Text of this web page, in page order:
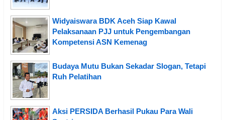
Widyaiswara BDK Aceh Siap Kawal
Pelaksanaan PJJ untuk Pengembangan
Kompetensi ASN Kemenag
Budaya Mutu Bukan Sekadar Slogan, Tetapi
Ruh Pelatihan
Aksi PERSIDA Berhasil Pukau Para Wali